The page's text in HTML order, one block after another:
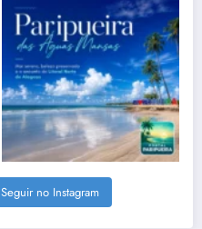
Seguir no Instagram